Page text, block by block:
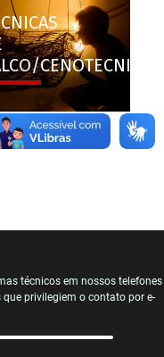
CENOTECNIA
técnicos em nossos telefones
privilegiem o contato por e-